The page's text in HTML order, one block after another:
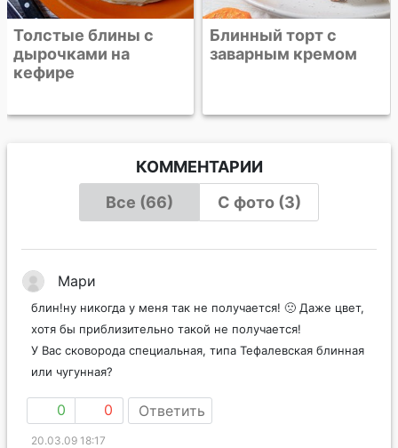
Толстые блины с
дырочками на
кефире
Блинный торт с
заварным кремом
КОММЕНТАРИИ
Все (66)
С фото (3)
Мари
блин!ну никогда у меня так не получается! 🙁 Даже цвет,
хотя бы приблизительно такой не получается!
У Вас сковорода специальная, типа Тефалевская блинная
или чугунная?
0 0 Ответить
20.03.09 18:17